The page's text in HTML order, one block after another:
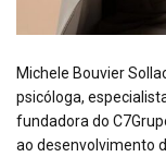
Michele Bouvier
psicóloga,
fundadora do
ao desenvolvimento